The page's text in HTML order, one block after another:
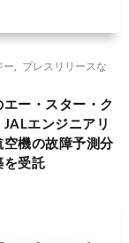
ー
プレスリリースな
ー・スター・ク
エンジニアリ
空機の故障予測分
を受託